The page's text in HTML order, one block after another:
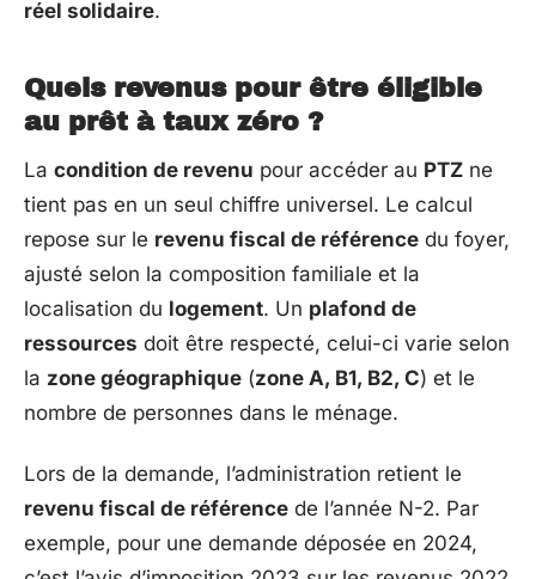
réel solidaire.
Quels revenus pour être éligible
au prêt à taux zéro ?
La condition de revenu pour accéder au PTZ ne
tient pas en un seul chiffre universel. Le calcul
repose sur le revenu fiscal de référence du foyer,
ajusté selon la composition familiale et la
localisation du logement. Un plafond de
ressources doit être respecté, celui-ci varie selon
la zone géographique (zone A, B1, B2, C) et le
nombre de personnes dans le ménage.
Lors de la demande, l’administration retient le
revenu fiscal de référence de l’année N-2. Par
exemple, pour une demande déposée en 2024,